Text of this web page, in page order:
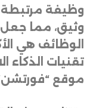
وظيفة مرتبطة
وثيق، مما جعل
الوظائف هي
تقنيات
موقع “فورتشن